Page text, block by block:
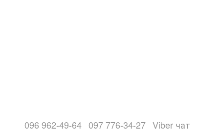
096 962-49-64 097 776-34-27 Viber чат